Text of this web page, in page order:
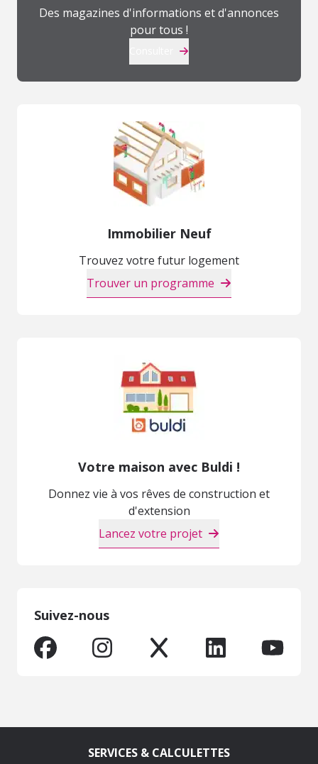
Des magazines d'informations et d'annonces
pour tous !
Immobilier Neuf
Trouvez votre futur logement
Trouver un programme
Votre maison avec Buldi !
Donnez vie à vos rêves de construction et
d'extension
Lancez votre projet
Suivez-nous
SERVICES & CALCULETTES